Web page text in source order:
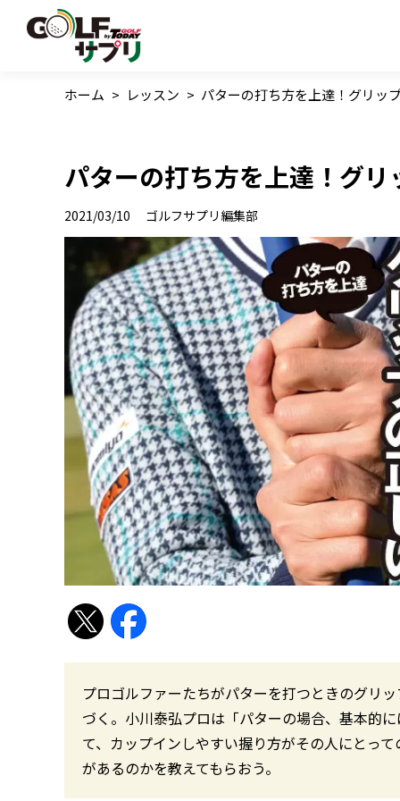
ホーム > レッスン > パターの打ち方を上達！グリッ
パターの打ち方を上達！グ
2021/03/10 ゴルフサプリ編集部
プロゴルファーたちがパターを打つときのグリ
づく。小川泰弘プロは「パターの場合、基本的
て、カップインしやすい握り方がその人にとっ
があるのかを教えてもらおう。